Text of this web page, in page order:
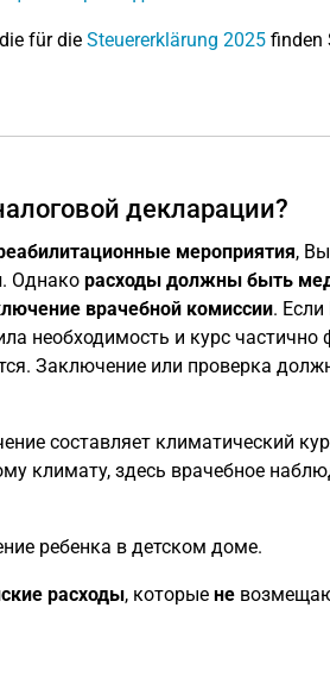
für die Steuererklärung 2025finden
декларации?
мероприятия,
. Однако расходы должны быть
врачебной комиссии.
необходимость и курс частично
Заключение или проверка
составляет климатический
климату, здесь врачебное
ребенка в детском доме.
расходы, которые не